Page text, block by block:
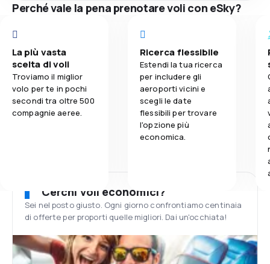
Perché vale la pena prenotare voli con eSky?
La più vasta
scelta di voli
Troviamo il miglior
volo per te in pochi
secondi tra oltre 500
compagnie aeree.
Ricerca flessibile
Estendi la tua ricerca
per includere gli
aeroporti vicini e
scegli le date
flessibili per trovare
l'opzione più
economica.
Cerchi voli economici?
Sei nel posto giusto. Ogni giorno confrontiamo centinaia
di offerte per proporti quelle migliori. Dai un'occhiata!